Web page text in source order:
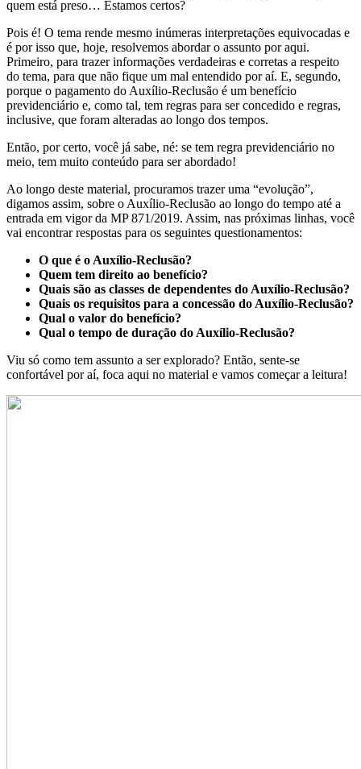
quem está preso… Estamos certos?
Pois é! O tema rende mesmo inúmeras interpretações equivocadas e
é por isso que, hoje, resolvemos abordar o assunto por aqui.
Primeiro, para trazer informações verdadeiras e corretas a respeito
do tema, para que não fique um mal entendido por aí. E, segundo,
porque o pagamento do Auxílio-Reclusão é um benefício
previdenciário e, como tal, tem regras para ser concedido e regras,
inclusive, que foram alteradas ao longo dos tempos.
Então, por certo, você já sabe, né: se tem regra previdenciário no
meio, tem muito conteúdo para ser abordado!
Ao longo deste material, procuramos trazer uma “evolução”,
digamos assim, sobre o Auxílio-Reclusão ao longo do tempo até a
entrada em vigor da MP 871/2019. Assim, nas próximas linhas, você
vai encontrar respostas para os seguintes questionamentos:
O que é o Auxílio-Reclusão?
Quem tem direito ao benefício?
Quais são as classes de dependentes do Auxílio-Reclusão?
Quais os requisitos para a concessão do Auxílio-Reclusão?
Qual o valor do benefício?
Qual o tempo de duração do Auxílio-Reclusão?
Viu só como tem assunto a ser explorado? Então, sente-se
confortável por aí, foca aqui no material e vamos começar a leitura!